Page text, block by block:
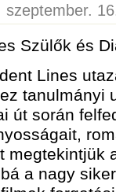
szeptember.
Szülők és
Lines
tanulmányi
út során
megtekintjük
a nagy